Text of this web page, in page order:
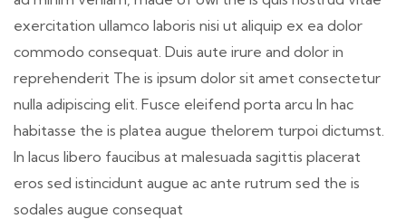
exercitation ullamco laboris nisi ut aliquip ex ea dolor
commodo consequat. Duis aute irure and dolor in
reprehenderit The is ipsum dolor sit amet consectetur
nulla adipiscing elit. Fusce eleifend porta arcu In hac
habitasse the is platea augue thelorem turpoi dictumst.
In lacus libero faucibus at malesuada sagittis placerat
eros sed istincidunt augue ac ante rutrum sed the is
sodales augue consequat